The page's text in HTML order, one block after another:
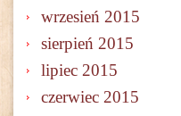
wrzesień 2015
sierpień 2015
lipiec 2015
czerwiec 2015